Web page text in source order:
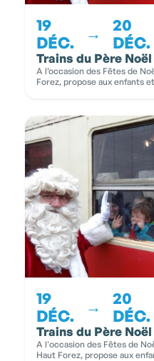
19
DÉC.
→
20
DÉC.
Trains du Père Noël
A l’occasion des Fêtes de
Forez, propose aux enfants
19
DÉC.
→
20
DÉC.
Trains du Père Noël
A l'occasion des Fêtes de
Haut Forez, propose aux